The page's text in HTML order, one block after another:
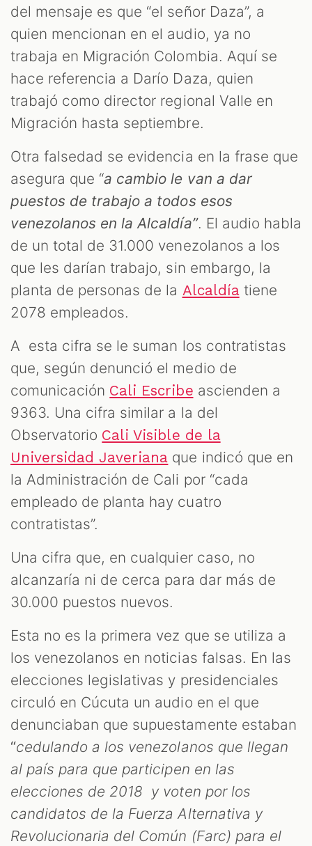
del mensaje es que “el señor Daza”, a
quien mencionan en el audio, ya no
trabaja en Migración Colombia. Aquí se
hace referencia a Darío Daza, quien
trabajó como director regional Valle en
Migración hasta septiembre.
Otra falsedad se evidencia en la frase que
asegura que “a cambio le van a dar
puestos de trabajo a todos esos
venezolanos en la Alcaldía”. El audio habla
de un total de 31.000 venezolanos a los
que les darían trabajo, sin embargo, la
planta de personas de la Alcaldíatiene
2078 empleados.
A esta cifra se le suman los contratistas
que, según denunció el medio de
comunicación Cali Escribe ascienden a
9363. Una cifra similar a la del
Observatorio Cali Visible de la
Universidad Javeriana que indicó que en
la Administración de Cali por “cada
empleado de planta hay cuatro
contratistas”.
Una cifra que, en cualquier caso, no
alcanzaría ni de cerca para dar más de
30.000 puestos nuevos.
Esta no es la primera vez que se utiliza a
los venezolanos en noticias falsas. En las
elecciones legislativas y presidenciales
circuló en Cúcuta un audio en el que
denunciaban que supuestamente estaban
“cedulando a los venezolanos que llegan
al país para que participen en las
elecciones de 2018 y voten por los
candidatos de la Fuerza Alternativa y
Revolucionaria del Común (Farc) para el